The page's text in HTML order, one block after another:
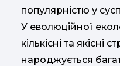
популярністю у
У еволюційної
кількісні та якісні
народжується